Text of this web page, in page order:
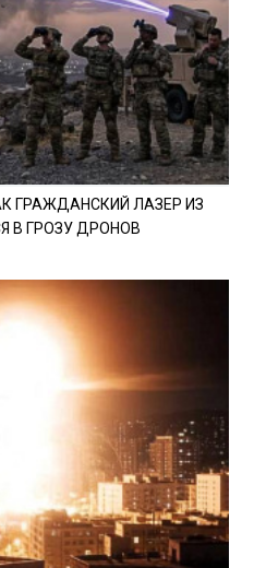
ГРАЖДАНСКИЙ ЛАЗЕР ИЗ
В ГРОЗУ ДРОНОВ